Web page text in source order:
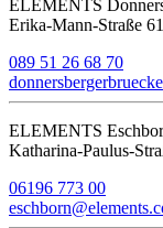
ELEMENTS
Erika-Mann-Straße
089 51 26 68 70
ELEMENTS
Katharina-Paulus-
06196 773 00